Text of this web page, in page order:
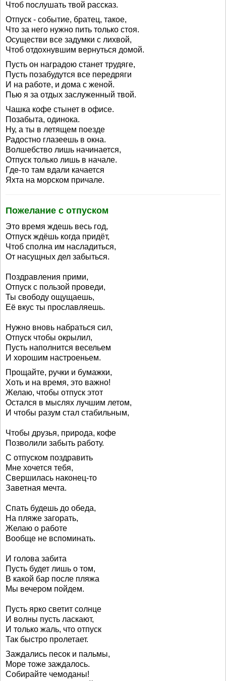
Чтоб послушать твой рассказ.
Отпуск - событие, братец, такое,
Что за него нужно пить только стоя.
Осуществи все задумки с лихвой,
Чтоб отдохнувшим вернуться домой.
Пусть он наградою станет трудяге,
Пусть позабудутся все передряги
И на работе, и дома с женой.
Пью я за отдых заслуженный твой.
Чашка кофе стынет в офисе.
Позабыта, одинока.
Ну, а ты в летящем поезде
Радостно глазеешь в окна.
Волшебство лишь начинается,
Отпуск только лишь в начале.
Где-то там вдали качается
Яхта на морском причале.
Пожелание с отпуском
Это время ждешь весь год,
Отпуск ждёшь когда придёт,
Чтоб сполна им насладиться,
От насущных дел забыться.
Поздравления прими,
Отпуск с пользой проведи,
Ты свободу ощущаешь,
Её вкус ты прославляешь.
Нужно вновь набраться сил,
Отпуск чтобы окрылил,
Пусть наполнится весельем
И хорошим настроеньем.
Прощайте, ручки и бумажки,
Хоть и на время, это важно!
Желаю, чтобы отпуск этот
Остался в мыслях лучшим летом,
И чтобы разум стал стабильным,
Чтобы друзья, природа, кофе
Позволили забыть работу.
С отпуском поздравить
Мне хочется тебя,
Свершилась наконец-то
Заветная мечта.
Спать будешь до обеда,
На пляже загорать,
Желаю о работе
Вообще не вспоминать.
И голова забита
Пусть будет лишь о том,
В какой бар после пляжа
Мы вечером пойдем.
Пусть ярко светит солнце
И волны пусть ласкают,
И только жаль, что отпуск
Так быстро пролетает.
Заждались песок и пальмы,
Море тоже заждалось.
Собирайте чемоданы!